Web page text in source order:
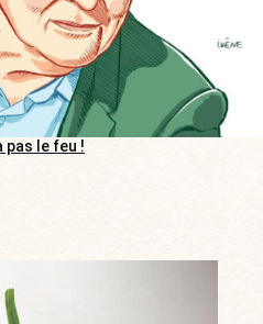
pas le feu !